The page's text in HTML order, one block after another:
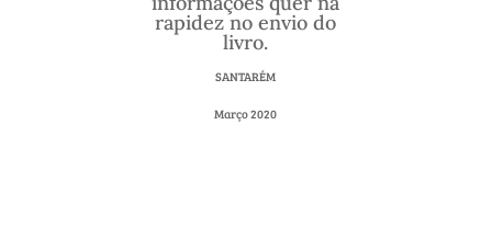
rapidez no envio do
livro.
SANTARÉM
Março 2020